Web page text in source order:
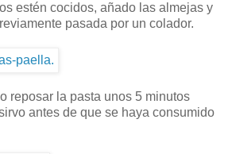
estén cocidos, añado las almejas y
pasada por un colador.
reposar la pasta unos 5 minutos
antes de que se haya consumido